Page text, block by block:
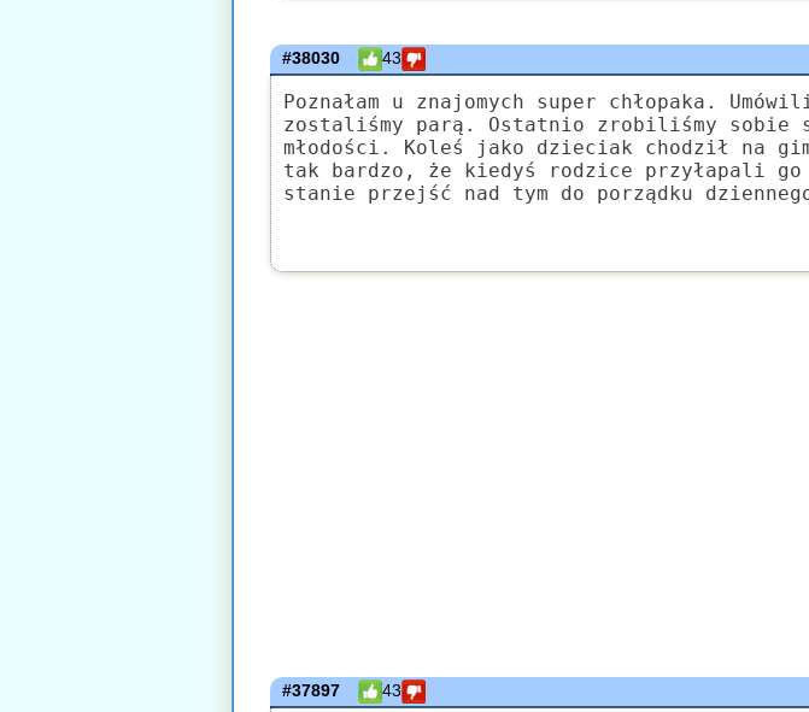
#38030 43
Poznałam u znajomych super chłopaka.
zostaliśmy parą. Ostatnio zrobiliśmy sobie
młodości. Koleś jako dzieciak chodził na
tak bardzo, że kiedyś rodzice przyłapali
stanie przejść nad tym do porządku
#37897 43